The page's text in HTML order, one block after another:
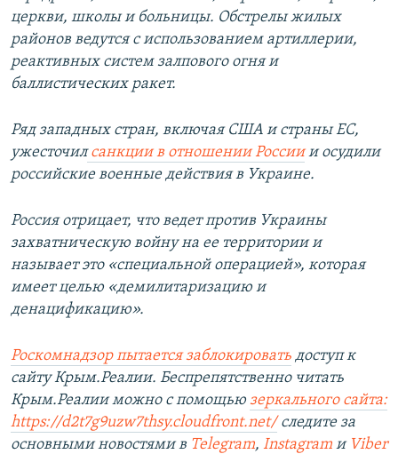
церкви, школы и больницы. Обстрелы жилых
районов ведутся с использованием артиллерии,
реактивных систем залпового огня и
баллистических ракет.
Ряд западных стран, включая США и страны ЕС,
ужесточилсанкции в отношении Россиии осудили
российские военные действия в Украине.
Россия отрицает, что ведет против Украины
захватническую войну на ее территории и
называет это «специальной операцией», которая
имеет целью «демилитаризацию и
денацификацию».
Роскомнадзор пытается заблокировать доступ к
сайту Крым.Реалии. Беспрепятственно читать
Крым.Реалии можно с помощью зеркального сайта:
https://d2t7g9uzw7thsy.cloudfront.net/следите за
основными новостями в Telegram, Instagram и Viber